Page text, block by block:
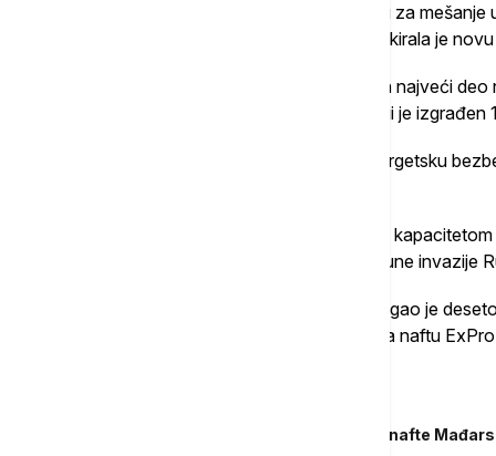
Mađarska je, pored toga, optužila Ukrajinu za
od 90 milijardi evra na koji Kijev zavisi i blokirala je
Nafta ruskog porekla tradicionalno je činila najveći
preko južnog kraka naftovoda Družba, koji je
Moskva je optužila Kijev da ugrožava energetsku
Jedan od najvećih naftovoda na svetu, sa
Družba je izgubila na značaju nakon potpune invazije
Tranzit kroz južni krak u 2025. godini dostigao je
saopštila je kijevska konsultantska kuća za naftu
Orban: Ukrajina i dalje blokira isporuke nafte